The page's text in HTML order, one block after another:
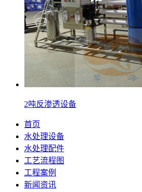
2吨反渗透设备
首页
水处理设备
水处理配件
工艺流程图
工程案例
新闻资讯